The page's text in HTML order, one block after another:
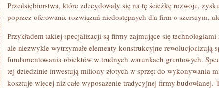
Przedsiębiorstwa, które zdecydowały się na tę ścieżkę rozwoju,
poprzez oferowanie rozwiązań niedostępnych dla firm o szerszym,
Przykładem takiej specjalizacji są firmy zajmujące się
ale niezwykle wytrzymałe elementy konstrukcyjne rewolucjonizują
fundamentowania obiektów w trudnych warunkach gruntowych.
tej dziedzinie inwestują miliony złotych w sprzęt do wykonywania
kosztuje więcej niż całe wyposażenie tradycyjnej firmy budowlanej.